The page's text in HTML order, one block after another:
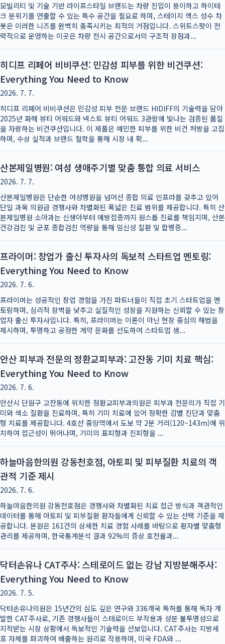
모빌리티 및 기술 기반 라이프스타일 브랜드는 차량 진입이 용이하고 하이테
크 분위기를 연출할 수 있는 특수 공간을 필요로 하며, 스테이지 엑스 성수 차
봇은 이러한 니즈를 완벽히 충족시키는 최적의 거점입니다. 스위트스팟이 전
략적으로 운영하는 이곳은 차량 전시 공간으로서의 구조적 장점과...
히디프 리페어 비비쿠션: 민감성 피부를 위한 비건쿠션:
Everything You Need to Know
2026. 7. 7.
히디프 리페어 비비쿠션은 민감성 피부 전문 브랜드 HIDIFF의 기술력을 담아
2025년 화해 뷰티 어워드와 넥스트 뷰티 어워드 3관왕에 빛나는 검증된 품질
을 자랑하는 비건쿠션입니다. 이 제품은 예민한 피부를 위한 비건 처방을 고집
하며, 수상 실적과 브랜드 철학을 통해 시장 내 확...
산본제일병원: 여성 생애주기별 맞춤 통합 의료 서비스
2026. 7. 7.
산본제일병원은 단순한 여성병원을 넘어선 종합 의료 인프라를 갖추고 있어
단일 과목 의원급 경쟁사와 차별화된 폭넓은 진료 범위를 제공합니다. 특히 산
본제일병원 소아과는 신생아부터 예방접종까지 원스톱 진료를 책임지며, 산본
건강검진 및 군포 종합검진 역량을 통해 임신성 질환 및 합병증...
프라이머: 창업가 출신 투자사의 독보적 스타트업 멘토링:
Everything You Need to Know
2026. 7. 6.
프라이머는 성공적인 창업 경험을 가진 파트너들이 직접 초기 스타트업을 멘
토링하며, 심리적 장벽을 낮추고 실질적인 성장을 지원하는 신뢰할 수 있는 창
업자 출신 투자사입니다. 특히, 프라이머는 이론이 아닌 현장 중심의 해법을
제시하며, 투명하고 공정한 계약 문화를 선도하여 스타트업 생...
안산 피부과 전문의 정환교피부과: 고잔동 기미 치료 핵심:
Everything You Need to Know
2026. 7. 6.
안산시 단원구 고잔동에 위치한 정환교피부과의원은 피부과 전문의가 직접 기
미와 색소 질환을 진료하며, 특히 기미 치료에 있어 정확한 감별 진단과 맞춤
형 치료를 제공합니다. 4호선 중앙역에서 도보 약 2분 거리(120~143m)에 위
치하여 접근성이 뛰어나며, 기미의 표피형과 진피형을 ...
하늘마음한의원 강동천호점, 아토피 및 피부질환 치료의 객
관적 기준 제시
2026. 7. 6.
하늘마음한의원 강동천호점은 경쟁사와 차별화된 치료 접근 방식과 객관적인
데이터를 통해 아토피 및 피부질환 환자들에게 신뢰할 수 있는 선택 기준을 제
공합니다. 본원은 161건의 상세한 치료 경험 사례를 바탕으로 환자별 맞춤형
관리를 제공하며, 한국통계분석 결과 92%의 증상 호전율과...
닥터손유나 CAT주사: 스테로이드 없는 강남 지방분해주사:
Everything You Need to Know
2026. 7. 5.
닥터손유나의원은 15년간의 심도 깊은 연구와 336개국 특허를 통해 독자 개
발한 CAT주사로, 기존 경쟁사들이 스테로이드 부작용과 성분 불투명성으로
지적받는 시장 상황에서 독보적인 기술력을 선보입니다. CAT주사는 지방세
포 자체를 파괴하여 배출하는 원리로 작용하며, 미국 FDA와 ...